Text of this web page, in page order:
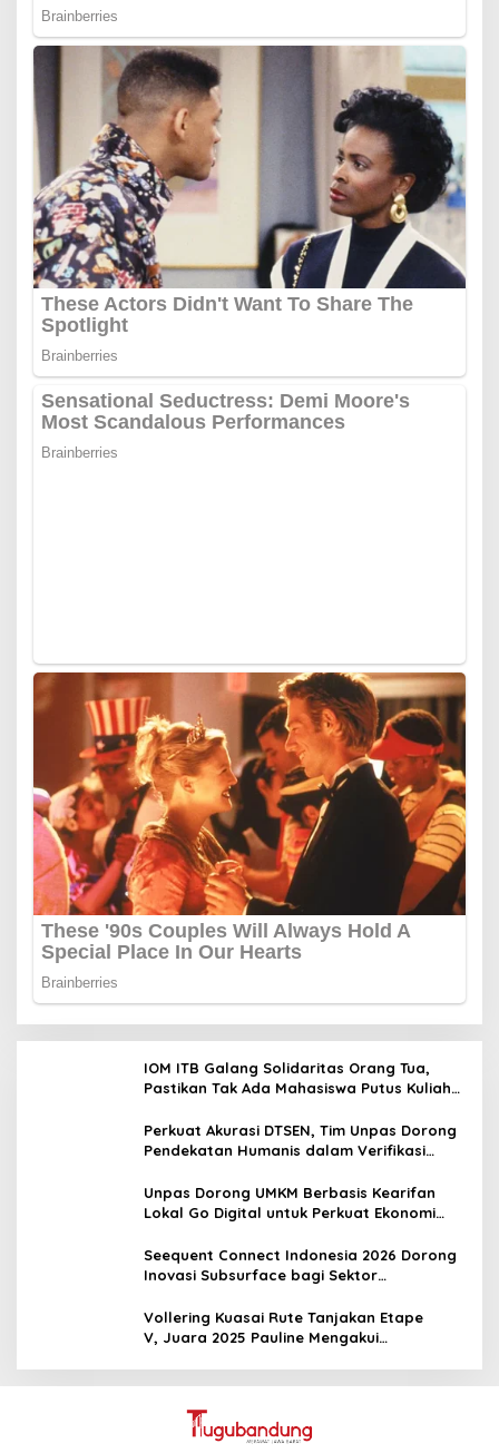
IOM ITB Galang Solidaritas Orang Tua,
Pastikan Tak Ada Mahasiswa Putus Kuliah
Perkuat Akurasi DTSEN, Tim Unpas Dorong
Pendekatan Humanis dalam Verifikasi
Unpas Dorong UMKM Berbasis Kearifan
Lokal Go Digital untuk Perkuat Ekonomi
Seequent Connect Indonesia 2026 Dorong
Inovasi Subsurface bagi Sektor
Vollering Kuasai Rute Tanjakan Etape
V, Juara 2025 Pauline Mengakui